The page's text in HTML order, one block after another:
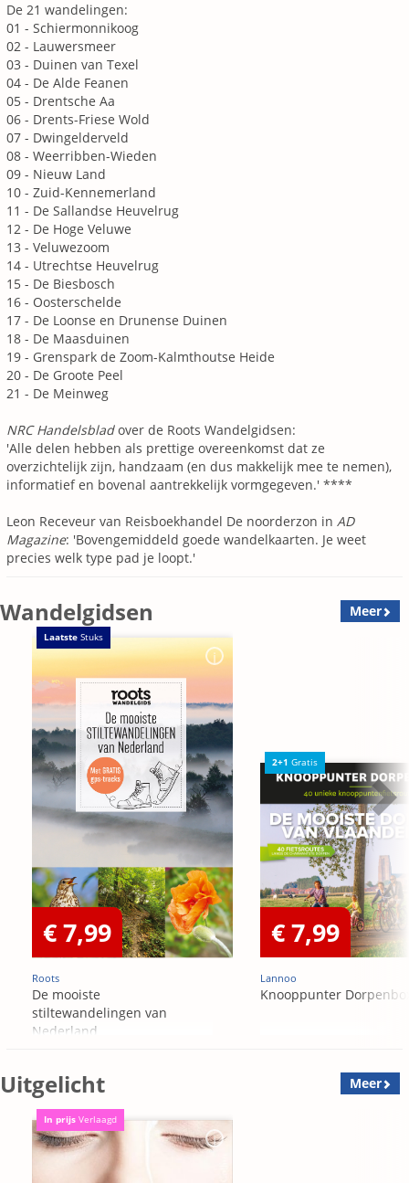
De 21 wandelingen:
01 - Schiermonnikoog
02 - Lauwersmeer
03 - Duinen van Texel
04 - De Alde Feanen
05 - Drentsche Aa
06 - Drents-Friese Wold
07 - Dwingelderveld
08 - Weerribben-Wieden
09 - Nieuw Land
10 - Zuid-Kennemerland
11 - De Sallandse Heuvelrug
12 - De Hoge Veluwe
13 - Veluwezoom
14 - Utrechtse Heuvelrug
15 - De Biesbosch
16 - Oosterschelde
17 - De Loonse en Drunense Duinen
18 - De Maasduinen
19 - Grenspark de Zoom-Kalmthoutse Heide
20 - De Groote Peel
21 - De Meinweg
NRC Handelsbladover de Roots Wandelgidsen:
'Alle delen hebben als prettige overeenkomst dat ze
overzichtelijk zijn, handzaam (en dus makkelijk mee te nemen),
informatief en bovenal aantrekkelijk vormgegeven.' ****
Leon Receveur van Reisboekhandel De noorderzon in AD
Magazine: 'Bovengemiddeld goede wandelkaarten. Je weet
precies welk type pad je loopt.'
Wandelgidsen Meer
Laatste Stuks
€ 7,99
Roots
De mooiste
stiltewandelingen van
Nederland
2+1 Gratis
€ 7,99
Lannoo
Knooppunter
Uitgelicht Meer
In prijs Verlaagd